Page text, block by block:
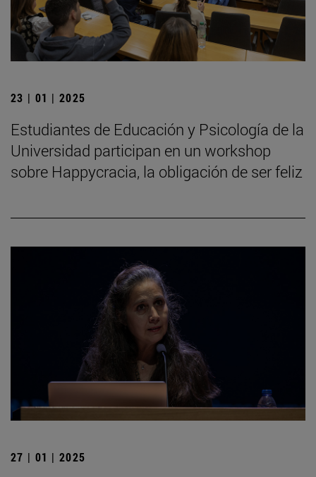
23 | 01 | 2025
Estudiantes de Educación y Psicología de la
Universidad participan en un workshop
sobre Happycracia, la obligación de ser feliz
27 | 01 | 2025